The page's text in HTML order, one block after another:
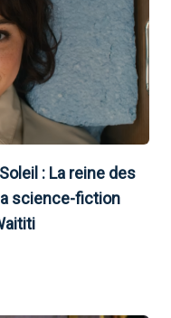
: La reine des
science-fiction